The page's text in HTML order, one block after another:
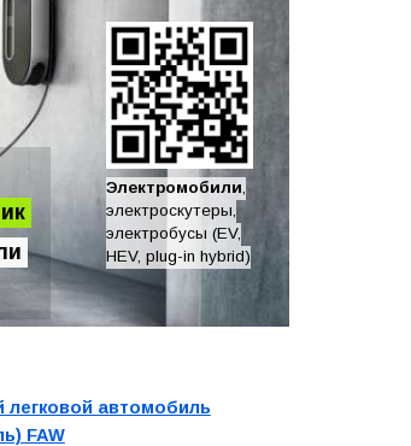
Электромобили,
электроскутеры,
электробусы (EV,
HEV, plug-in hybrid)
легковой автомобиль
FAW